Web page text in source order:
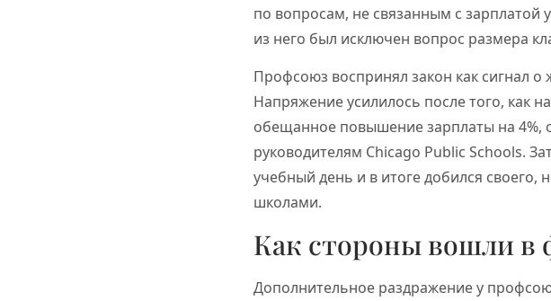
по вопросам, не связанным с зарплатой
из него был исключен вопрос размера
Профсоюз воспринял закон как сигнал
Напряжение усилилось после того, как
обещанное повышение зарплаты на 4%,
руководителям Chicago Public Schools.
учебный день и в итоге добился своего,
школами.
Как стороны вошли в
Дополнительное раздражение у